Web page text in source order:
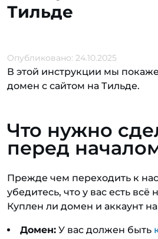
Тильде
Опубликовано: 24.10.2025
В этой инструкции мы
домен с сайтом на Тильде.
Что нужно
перед
Прежде чем переходить к
убедитесь, что у вас есть всё
Куплен ли домен и аккаунт
Домен: У вас должен быть